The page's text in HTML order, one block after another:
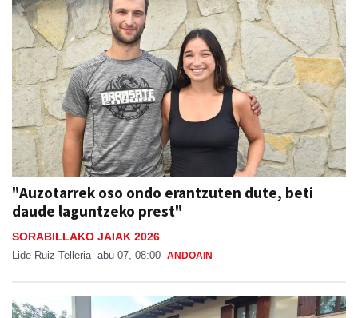
"Auzotarrek oso ondo erantzuten dute, beti
daude laguntzeko prest"
SORABILLAKO JAIAK 2026
Lide Ruiz Telleria abu 07, 08:00 ANDOAIN